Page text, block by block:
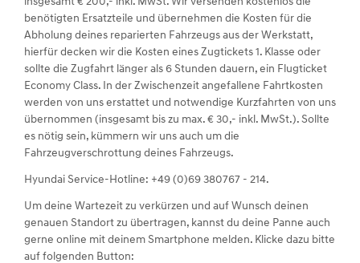
benötigten Ersatzteile und übernehmen die Kosten für die
Abholung deines reparierten Fahrzeugs aus der Werkstatt,
hierfür decken wir die Kosten eines Zugtickets 1. Klasse oder
sollte die Zugfahrt länger als 6 Stunden dauern, ein Flugticket
Economy Class. In der Zwischenzeit angefallene Fahrtkosten
werden von uns erstattet und notwendige Kurzfahrten von uns
übernommen (insgesamt bis zu max. € 30,- inkl. MwSt.). Sollte
es nötig sein, kümmern wir uns auch um die
Fahrzeugverschrottung deines Fahrzeugs.
Hyundai Service-Hotline: +49 (0)69 380767 - 214.
Um deine Wartezeit zu verkürzen und auf Wunsch deinen
genauen Standort zu übertragen, kannst du deine Panne auch
gerne online mit deinem Smartphone melden. Klicke dazu bitte
auf folgenden Button: